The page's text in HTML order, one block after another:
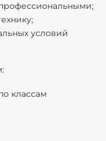
условий
классам